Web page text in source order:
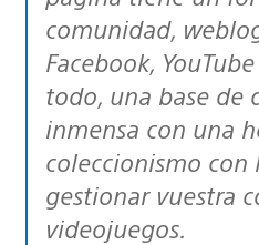
comunidad,
Facebook,
todo, una base de
inmensa con una
coleccionismo con
gestionar vuestra
videojuegos.